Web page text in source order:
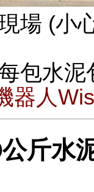
場 (小
包水
器人
斤水